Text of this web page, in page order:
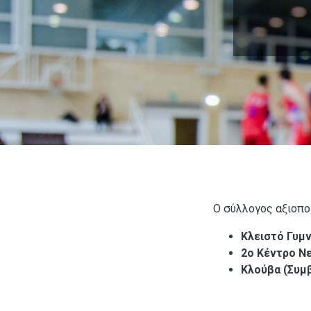
Ο σύλλογος
Κλειστό
2ο Κέντρο
Κλούβα